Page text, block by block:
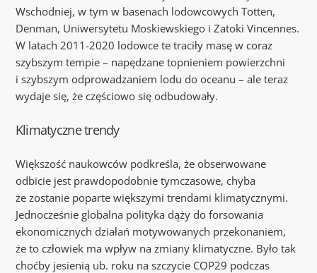
Wschodniej, w tym w basenach lodowcowych Totten,
Denman, Uniwersytetu Moskiewskiego i Zatoki Vincennes.
W latach 2011-2020 lodowce te traciły masę w coraz
szybszym tempie – napędzane topnieniem powierzchni
i szybszym odprowadzaniem lodu do oceanu – ale teraz
wydaje się, że częściowo się odbudowały.
Klimatyczne trendy
Większość naukowców podkreśla, że obserwowane
odbicie jest prawdopodobnie tymczasowe, chyba
że zostanie poparte większymi trendami klimatycznymi.
Jednocześnie globalna polityka dąży do forsowania
ekonomicznych działań motywowanych przekonaniem,
że to człowiek ma wpływ na zmiany klimatyczne. Było tak
choćby jesienią ub. roku na szczycie COP29 podczas